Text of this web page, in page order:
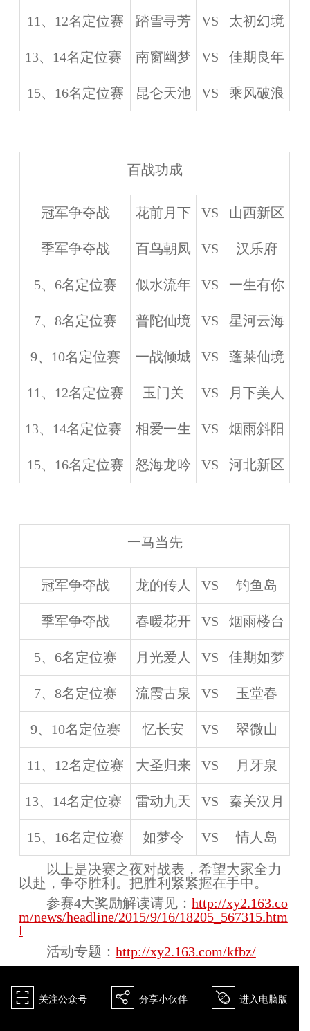
11、12名定位赛 踏雪寻芳 VS 太初幻境
13、14名定位赛 南窗幽梦 VS 佳期良年
15、16名定位赛 昆仑天池 VS 乘风破浪
百战功成
冠军争夺战 花前月下 VS 山西新区
季军争夺战 百鸟朝凤 VS 汉乐府
5、6名定位赛 似水流年 VS 一生有你
7、8名定位赛 普陀仙境 VS 星河云海
9、10名定位赛 一战倾城 VS 蓬莱仙境
11、12名定位赛 玉门关 VS 月下美人
13、14名定位赛 相爱一生 VS 烟雨斜阳
15、16名定位赛 怒海龙吟 VS 河北新区
一马当先
冠军争夺战 龙的传人 VS 钓鱼岛
季军争夺战 春暖花开 VS 烟雨楼台
5、6名定位赛 月光爱人 VS 佳期如梦
7、8名定位赛 流霞古泉 VS 玉堂春
9、10名定位赛 忆长安 VS 翠微山
11、12名定位赛 大圣归来 VS 月牙泉
13、14名定位赛 雷动九天 VS 秦关汉月
15、16名定位赛 如梦令 VS 情人岛
以上是决赛之夜对战表，希望大家全力
以赴，争夺胜利。把胜利紧紧握在手中。
参赛4大奖励解读请见： http://xy2.163.co
m/news/headline/2015/9/16/18205_567315.htm
l
活动专题： http://xy2.163.com/kfbz/
򰀁 关注公众号 򰀂 分享小伙伴 򰀄 进入电脑版